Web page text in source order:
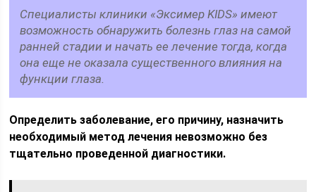
Специалисты клиники «Эксимер KIDS» имеют
возможность обнаружить болезнь глаз на самой
ранней стадии и начать ее лечение тогда, когда
она еще не оказала существенного влияния на
функции глаза.
Определить заболевание, его причину, назначить
необходимый метод лечения невозможно без
тщательно проведенной диагностики.